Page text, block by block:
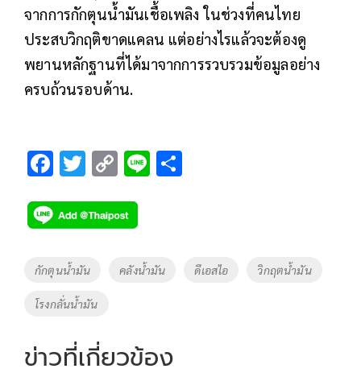
จากการกักตุนน้ำมันเชื้อเพลิง ในช่วงที่คนไทย
ประสบวิกฤติขาดแคลน แต่อย่างไรแล้วจะต้องดู
พยานหลักฐานที่ได้มาจากการรวบรวมข้อมูลอย่าง
ครบถ้วนรอบด้าน.
F
e
b
o
o
k
T
tt
er
C
p
y
Li
Li
Tags
กักตุนน้ำมัน คลังน้ำมัน ดีเอสไอ วิกฤตน้ำมัน
โรงกลั่นน้ำมัน
ข่าวที่เกี่ยวข้อง